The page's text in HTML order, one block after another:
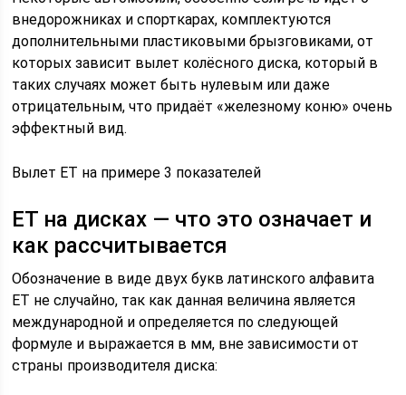
внедорожниках и спорткарах, комплектуются
дополнительными пластиковыми брызговиками, от
которых зависит вылет колёсного диска, который в
таких случаях может быть нулевым или даже
отрицательным, что придаёт «железному коню» очень
эффектный вид.
Вылет ЕТ на примере 3 показателей
ET на дисках — что это означает и
как рассчитывается
Обозначение в виде двух букв латинского алфавита
ЕТ не случайно, так как данная величина является
международной и определяется по следующей
формуле и выражается в мм, вне зависимости от
страны производителя диска: